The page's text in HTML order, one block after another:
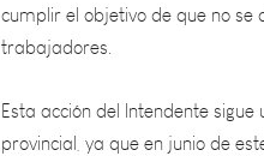
Esta acción del Intendente
provincial, ya que en junio de
pedido del Gobernador de